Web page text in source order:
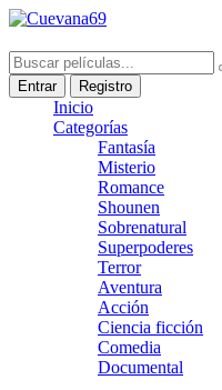
Entrar Registro
Inicio
Categorías
Fantasía
Misterio
Romance
Shounen
Sobrenatural
Superpoderes
Terror
Aventura
Acción
Ciencia ficción
Comedia
Documental